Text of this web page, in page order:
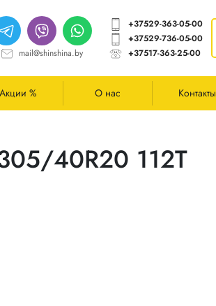
mail@shinshina.by
+37529-363-05-00
+37529-736-05-00
+37517-363-25-00
Акции % О нас Контакты
40R20 112T